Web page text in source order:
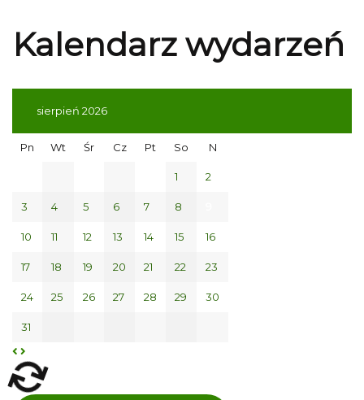
Kalendarz wydarzeń
sierpień 2026
Pn Wt Śr Cz Pt So N
1 2
3 4 5 6 7 8
10 11 12 13 14 15 16
17 18 19 20 21 22 23
24 25 26 27 28 29 30
31